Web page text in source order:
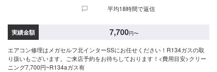
平均18時間で返信
実績金額 7,700円〜
エアコン修理はメガセルフ北インターSSにお任せください！R134ガスの取
り扱いもございます。ご来店予約をお待ちしております！<費用目安>クリー
ニング7,700円~R134aガス有